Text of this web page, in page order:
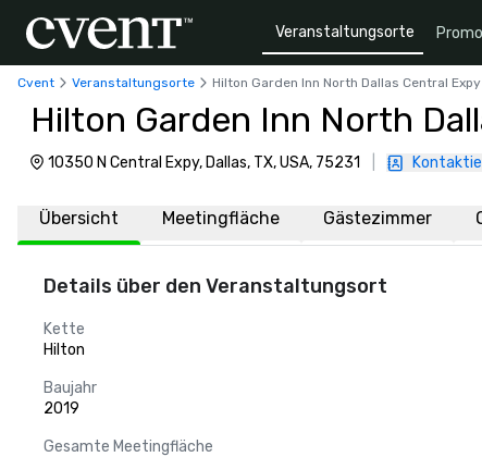
Veranstaltungsorte
Cvent Veranstaltungsorte Hilton Garden Inn North Dallas Central Expy
Hilton Garden Inn North
10350 N Central Expy, Dallas, TX, USA, 75231
Übersicht Meetingfläche Gästezimmer
Details über den Veranstaltungsort
Kette
Hilton
Baujahr
2019
Gesamte Meetingfläche